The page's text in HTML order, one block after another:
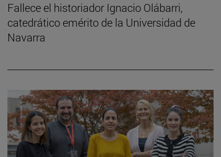
Fallece el historiador Ignacio Olábarri,
catedrático emérito de la Universidad de
Navarra